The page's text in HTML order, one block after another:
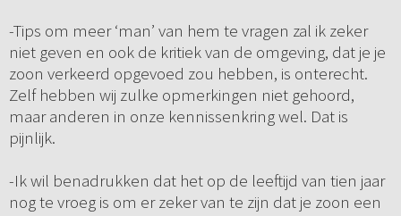
-Tips om meer ‘man’ van hem te vragen zal ik zeker
niet geven en ook de kritiek van de omgeving, dat je je
zoon verkeerd opgevoed zou hebben, is onterecht.
Zelf hebben wij zulke opmerkingen niet gehoord,
maar anderen in onze kennissenkring wel. Dat is
pijnlijk.
-Ik wil benadrukken dat het op de leeftijd van tien jaar
nog te vroeg is om er zeker van te zijn dat je zoon een